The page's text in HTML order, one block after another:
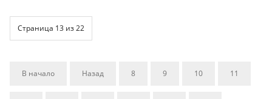
Страница 13 из 22
В начало Назад 8 9 10 11